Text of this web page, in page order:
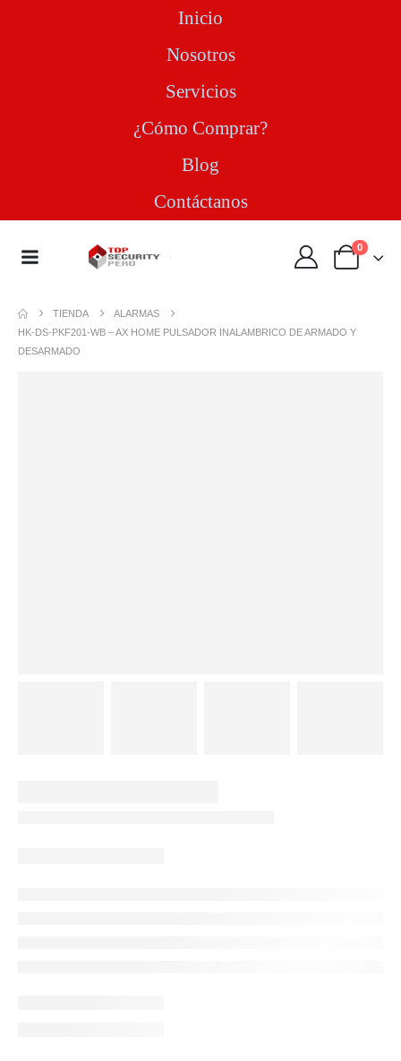
Inicio
Nosotros
Servicios
¿Cómo Comprar?
Blog
Contáctanos
0
TIENDA
ALARMAS
HK-DS-PKF201-WB – AX HOME PULSADOR INALAMBRICO DE ARMADO Y
DESARMADO